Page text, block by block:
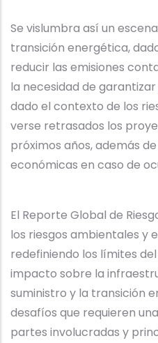
Se vislumbra así un
transición energética,
reducir las emisiones
la necesidad de
dado el contexto de los
verse retrasados los
próximos años, además
económicas en caso de
El Reporte Global de
los riesgos ambientales y
redefiniendo los límites
impacto sobre la
suministro y la transición
desafíos que requieren
partes involucradas y